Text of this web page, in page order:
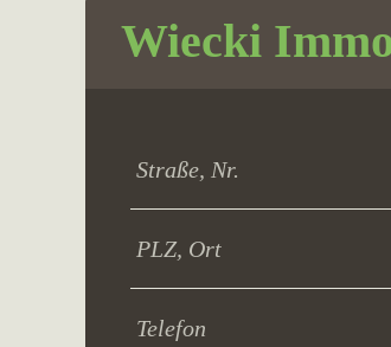
Wiecki
Straße, Nr.
PLZ, Ort
Telefon